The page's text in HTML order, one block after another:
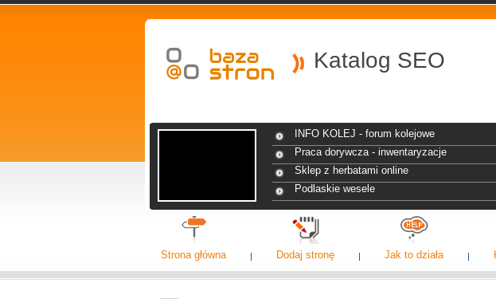
Katalog SEO
INFO KOLEJ - forum kolejowe
Praca dorywcza - inwentaryzacje
Sklep z herbatami online
Podlaskie wesele
Strona główna Dodaj stronę Jak to działa